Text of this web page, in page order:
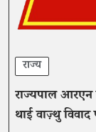
राज्य
राज्यपाल आरएन
थाई वाज़्थु